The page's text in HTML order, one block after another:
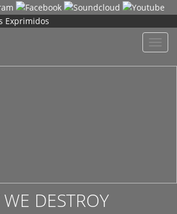
DESTROY